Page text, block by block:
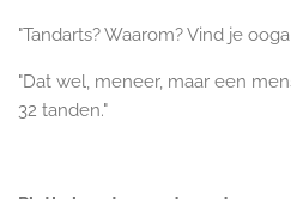
"Tandarts? Waarom? Vind je
"Dat wel, meneer, maar een
32 tanden."